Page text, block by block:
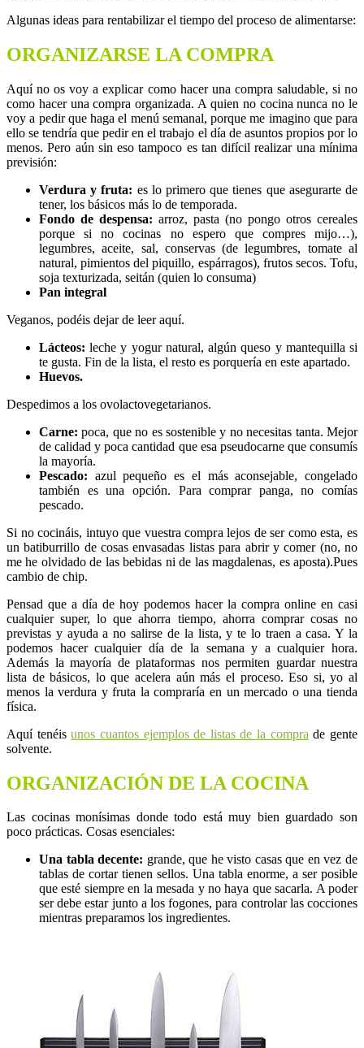
Algunas ideas para rentabilizar el tiempo del proceso de alimentarse:
ORGANIZARSE LA COMPRA
Aquí no os voy a explicar como hacer una compra saludable, si no
como hacer una compra organizada. A quien no cocina nunca no le
voy a pedir que haga el menú semanal, porque me imagino que para
ello se tendría que pedir en el trabajo el día de asuntos propios por lo
menos. Pero aún sin eso tampoco es tan difícil realizar una mínima
previsión:
Verdura y fruta: es lo primero que tienes que asegurarte de
tener, los básicos más lo de temporada.
Fondo de despensa: arroz, pasta (no pongo otros cereales
porque si no cocinas no espero que compres mijo…),
legumbres, aceite, sal, conservas (de legumbres, tomate al
natural, pimientos del piquillo, espárragos), frutos secos. Tofu,
soja texturizada, seitán (quien lo consuma)
Pan integral
Veganos, podéis dejar de leer aquí.
Lácteos: leche y yogur natural, algún queso y mantequilla si
te gusta. Fin de la lista, el resto es porquería en este apartado.
Huevos.
Despedimos a los ovolactovegetarianos.
Carne: poca, que no es sostenible y no necesitas tanta. Mejor
de calidad y poca cantidad que esa pseudocarne que consumís
la mayoría.
Pescado: azul pequeño es el más aconsejable, congelado
también es una opción. Para comprar panga, no comías
pescado.
Si no cocináis, intuyo que vuestra compra lejos de ser como esta, es
un batiburrillo de cosas envasadas listas para abrir y comer (no, no
me he olvidado de las bebidas ni de las magdalenas, es aposta).Pues
cambio de chip.
Pensad que a día de hoy podemos hacer la compra online en casi
cualquier super, lo que ahorra tiempo, ahorra comprar cosas no
previstas y ayuda a no salirse de la lista, y te lo traen a casa. Y la
podemos hacer cualquier día de la semana y a cualquier hora.
Además la mayoría de plataformas nos permiten guardar nuestra
lista de básicos, lo que acelera aún más el proceso. Eso si, yo al
menos la verdura y fruta la compraría en un mercado o una tienda
física.
Aquí tenéisunos cuantos ejemplos de listas de la compra de gente
solvente.
ORGANIZACIÓN DE LA COCINA
Las cocinas monísimas donde todo está muy bien guardado son
poco prácticas. Cosas esenciales:
Una tabla decente: grande, que he visto casas que en vez de
tablas de cortar tienen sellos. Una tabla enorme, a ser posible
que esté siempre en la mesada y no haya que sacarla. A poder
ser debe estar junto a los fogones, para controlar las cocciones
mientras preparamos los ingredientes.